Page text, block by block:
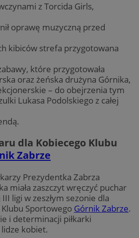
z Torcida Girls,
oprawę muzyczną przed
kibiców strefa przygotowana
które przygotowała
oraz żeńska drużyna Górnika,
– do obejrzenia tym
Lukasa Podolskiego z całej
dla Kobiecego Klubu
Zabrze
Prezydentka Zabrza
miała zaszczyt wręczyć puchar
ligi w zeszłym sezonie dla
Klubu Sportowego Górnik Zabrze.
i determinacji piłkarki
lidze kobiet.